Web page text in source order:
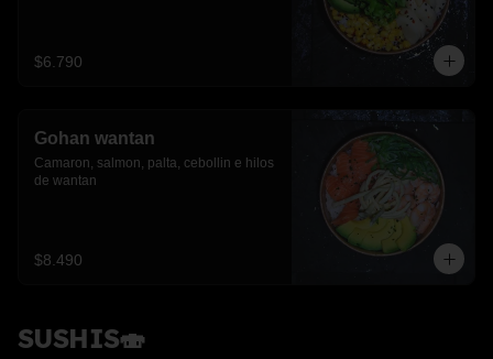
$6.790
Gohan wantan
Camaron, salmon, palta, cebollin e hilos
de wantan
$8.490
SUSHIS🍣